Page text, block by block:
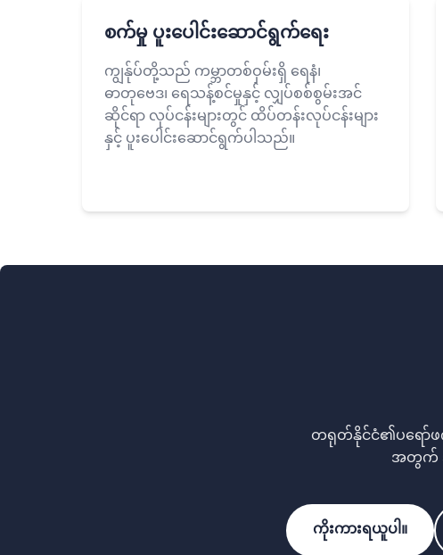
စက်မှု ပူးပေါင်းဆောင်ရွက်ရေး
ကျွန်ုပ်တို့သည် ကမ္ဘာတစ်ဝှမ်းရှိ ရေနံ၊
ဓာတုဗေဒ၊ ရေသန့်စင်မှုနှင့် လျှပ်စစ်စွမ်းအင်
ဆိုင်ရာ လုပ်ငန်းများတွင် ထိပ်တန်းလုပ်ငန်းများ
နှင့် ပူးပေါင်းဆောင်ရွက်ပါသည်။
တရုတ်နိုင်ငံ၏ပရော်ဖ
အတွက်
ကိုးကားရယူပါ။